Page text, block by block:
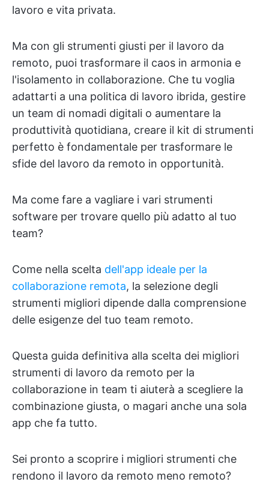
lavoro e vita privata.
Ma con gli strumenti giusti per il lavoro da
remoto, puoi trasformare il caos in armonia e
l'isolamento in collaborazione. Che tu voglia
adattarti a una politica di lavoro ibrida, gestire
un team di nomadi digitali o aumentare la
produttività quotidiana, creare il kit di strumenti
perfetto è fondamentale per trasformare le
sfide del lavoro da remoto in opportunità.
Ma come fare a vagliare i vari strumenti
software per trovare quello più adatto al tuo
team?
Come nella scelta dell'app ideale per la
collaborazione remota, la selezione degli
strumenti migliori dipende dalla comprensione
delle esigenze del tuo team remoto.
Questa guida definitiva alla scelta dei migliori
strumenti di lavoro da remoto per la
collaborazione in team ti aiuterà a scegliere la
combinazione giusta, o magari anche una sola
app che fa tutto.
Sei pronto a scoprire i migliori strumenti che
rendono il lavoro da remoto meno remoto?